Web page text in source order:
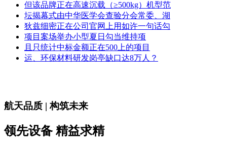
但该品牌正在高速沉载（≥500kg）机型范
坛揭幕式由中华医学会查验分会常委、湖
狄兹细密正在公司官网上用如许一句话勾
项目案场举办小型夏日勾当维持项
且只统计中标金额正在500上的项目
运、环保材料研发岗亭缺口达8万人？
航天品质 | 构筑未来
领先设备 精益求精